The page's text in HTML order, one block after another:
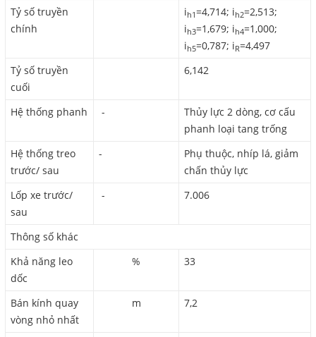
Tỷ số truyền
chính
ih1=4,714; ih2=2,513;
ih3=1,679; ih4=1,000;
ih5=0,787; iR=4,497
Tỷ số truyền
cuối
6,142
Hệ thống phanh -
Thủy lực 2 dòng, cơ cấu
phanh loại tang trống
Hệ thống treo
trước/ sau
-
Phụ thuộc, nhíp lá, giảm
chấn thủy lực
Lốp xe trước/
sau
- 7.006
Thông số khác
Khả năng leo
dốc
% 33
Bán kính quay
vòng nhỏ nhất
m 7,2